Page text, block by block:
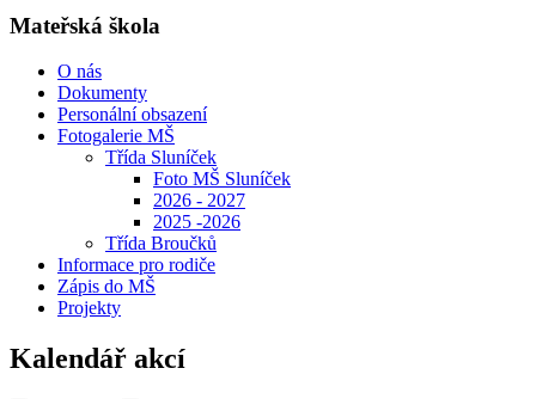
Mateřská škola
O nás
Dokumenty
Personální obsazení
Fotogalerie MŠ
Třída Sluníček
Foto MŠ Sluníček
2026 - 2027
2025 -2026
Třída Broučků
Informace pro rodiče
Zápis do MŠ
Projekty
Kalendář akcí